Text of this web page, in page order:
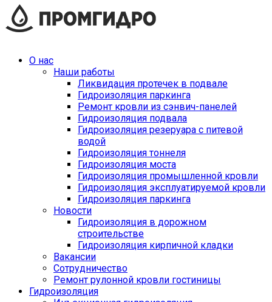
О нас
Наши работы
Ликвидация протечек в подвале
Гидроизоляция паркинга
Ремонт кровли из сэнвич-панелей
Гидроизоляция подвала
Гидроизоляция резеруара с питевой
водой
Гидроизоляция тоннеля
Гидроизоляция моста
Гидроизоляция промышленной кровли
Гидроизоляция эксплуатируемой кровли
Гидроизоляция паркинга
Новости
Гидроизоляция в дорожном
строительстве
Гидроизоляция кирпичной кладки
Вакансии
Сотрудничество
Ремонт рулонной кровли гостиницы
Гидроизоляция